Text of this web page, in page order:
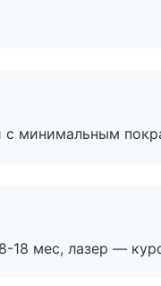
с минимальным
18 мес, лазер —